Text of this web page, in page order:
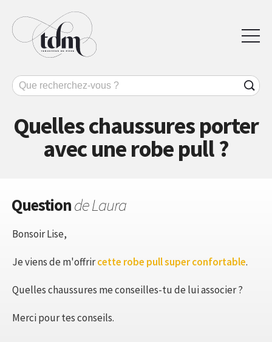
Quelles chaussures porter
avec une robe pull ?
Questionde Laura
Bonsoir Lise,
Je viens de m'offrircette robe pull super confortable.
Quelles chaussures me conseilles-tu de lui associer ?
Merci pour tes conseils.